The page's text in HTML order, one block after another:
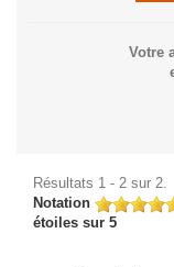
Votre
Résultats 1 - 2 sur 2.
Notation
étoiles sur 5